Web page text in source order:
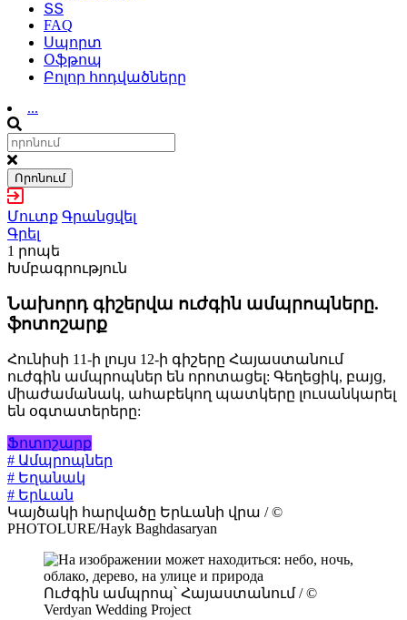
ՏՏ
FAQ
Սպորտ
Օֆթոպ
Բոլոր հոդվածները
...
Որոնում
Մուտք Գրանցվել
Գրել
1 րոպե
Խմբագրություն
Նախորդ գիշերվա ուժգին ամպրոպները.
ֆոտոշարք
Հունիսի 11-ի լույս 12-ի գիշերը Հայաստանում
ուժգին ամպրոպներ են որոտացել: Գեղեցիկ, բայց,
միաժամանակ, ահաբեկող պատկերը լուսանկարել
են օգտատերերը:
Ֆոտոշարք
# Ամպրոպներ
# Եղանակ
# Երևան
Կայծակի հարվածը Երևանի վրա / ©
PHOTOLURE/Hayk Baghdasaryan
Ուժգին ամպրոպ՝ Հայաստանում / ©
Verdyan Wedding Project